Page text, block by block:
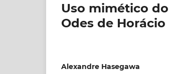
Uso mimético
Odes de Horácio
Alexandre Hasegawa